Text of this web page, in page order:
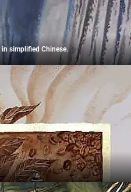
simplified Chinese.